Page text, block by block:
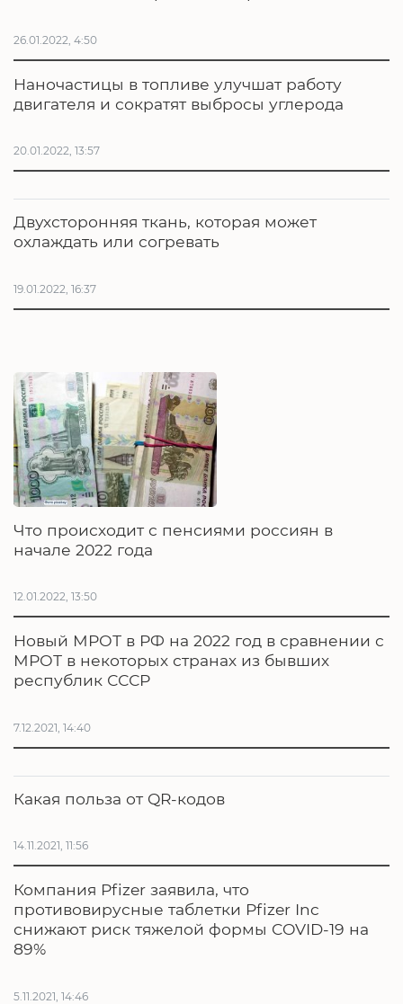
26.01.2022, 4:50
Наночастицы в топливе улучшат работу
двигателя и сократят выбросы углерода
20.01.2022, 13:57
Двухсторонняя ткань, которая может
охлаждать или согревать
19.01.2022, 16:37
Что происходит с пенсиями россиян в
начале 2022 года
12.01.2022, 13:50
Новый МРОТ в РФ на 2022 год в сравнении с
МРОТ в некоторых странах из бывших
республик СССР
7.12.2021, 14:40
Какая польза от QR-кодов
14.11.2021, 11:56
Компания Pfizer заявила, что
противовирусные таблетки Pfizer Inc
снижают риск тяжелой формы COVID-19 на
89%
5.11.2021, 14:46